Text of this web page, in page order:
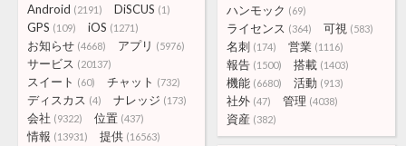
ハンモック (69)
ライセンス (364) 可視 (583)
名刺 (174) 営業 (1116)
報告 (1500) 搭載 (1403)
機能 (6680) 活動 (913)
社外 (47) 管理 (4038)
資産 (382)
Android (2191) DiSCUS (1)
GPS (109) iOS (1271)
お知らせ (4668) アプリ (5976)
サービス (20137)
スイート (60) チャット (732)
ディスカス (4) ナレッジ (173)
会社 (9322) 位置 (437)
情報 (13931) 提供 (16563)